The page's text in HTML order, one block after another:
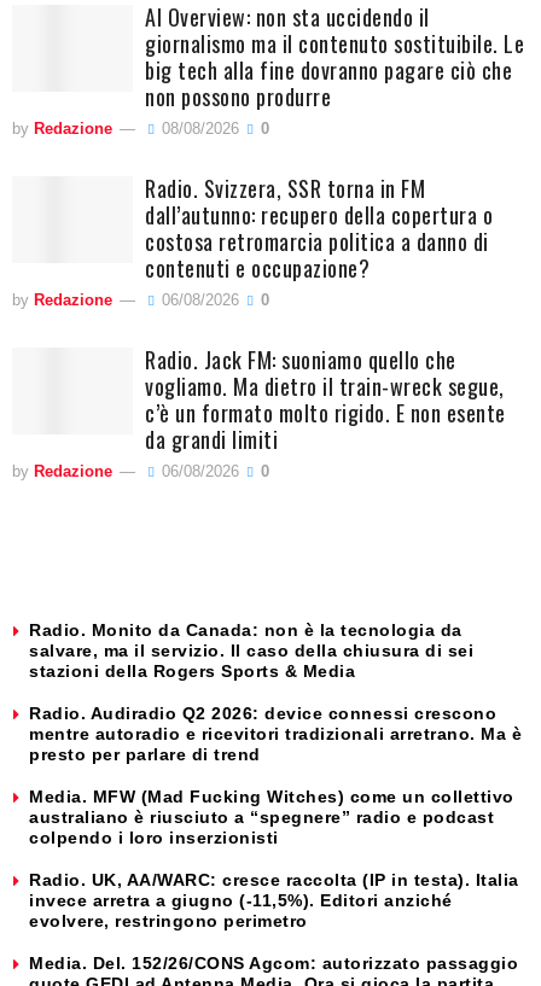
AI Overview: non sta uccidendo il
giornalismo ma il contenuto sostituibile. Le
big tech alla fine dovranno pagare ciò che
non possono produrre
by Redazione 08/08/2026 0
Radio. Svizzera, SSR torna in FM
dall’autunno: recupero della copertura o
costosa retromarcia politica a danno di
contenuti e occupazione?
by Redazione 06/08/2026 0
Radio. Jack FM: suoniamo quello che
vogliamo. Ma dietro il train-wreck segue,
c’è un formato molto rigido. E non esente
da grandi limiti
by Redazione 06/08/2026 0
Radio. Monito da Canada: non è la tecnologia da
salvare, ma il servizio. Il caso della chiusura di sei
stazioni della Rogers Sports & Media
Radio. Audiradio Q2 2026: device connessi crescono
mentre autoradio e ricevitori tradizionali arretrano. Ma è
presto per parlare di trend
Media. MFW (Mad Fucking Witches) come un collettivo
australiano è riusciuto a “spegnere” radio e podcast
colpendo i loro inserzionisti
Radio. UK, AA/WARC: cresce raccolta (IP in testa). Italia
invece arretra a giugno (-11,5%). Editori anziché
evolvere, restringono perimetro
Media. Del. 152/26/CONS Agcom: autorizzato passaggio